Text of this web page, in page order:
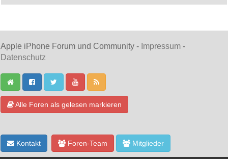
Apple iPhone Forum und Community - Impressum -
Datenschutz
Alle Foren als gelesen markieren
Kontakt Foren-Team Mitglieder